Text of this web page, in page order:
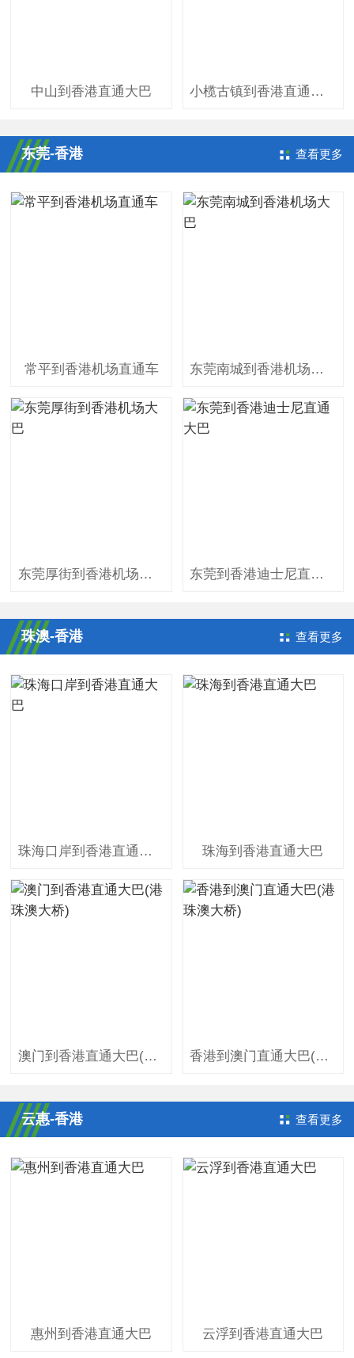
中山到香港直通大巴 小榄古镇到香港直通大巴
东莞-香港 查看更多
常平到香港机场直通车 东莞南城到香港机场大巴
东莞厚街到香港机场大巴 东莞到香港迪士尼直通大巴
珠澳-香港 查看更多
珠海口岸到香港直通大巴 珠海到香港直通大巴
澳门到香港直通大巴(港珠澳大桥) 香港到澳门直通大巴(港珠澳大桥)
云惠-香港 查看更多
惠州到香港直通大巴 云浮到香港直通大巴